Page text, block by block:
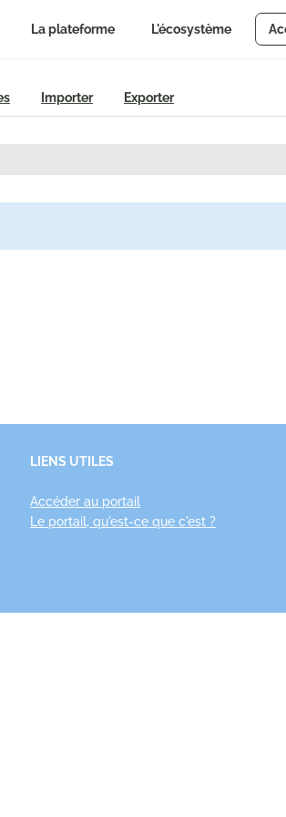
La plateforme L'écosystème
Importer Exporter
LIENS UTILES
Accéder au portail
Le portail, qu'est-ce que c'est ?